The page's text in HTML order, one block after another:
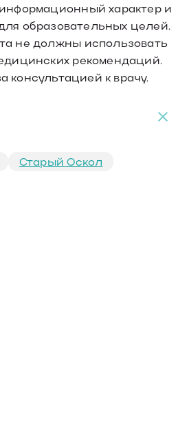
характер и
образовательных целей.
не должны использовать
рекомендаций.
консультацией к врачу.
Старый Оскол